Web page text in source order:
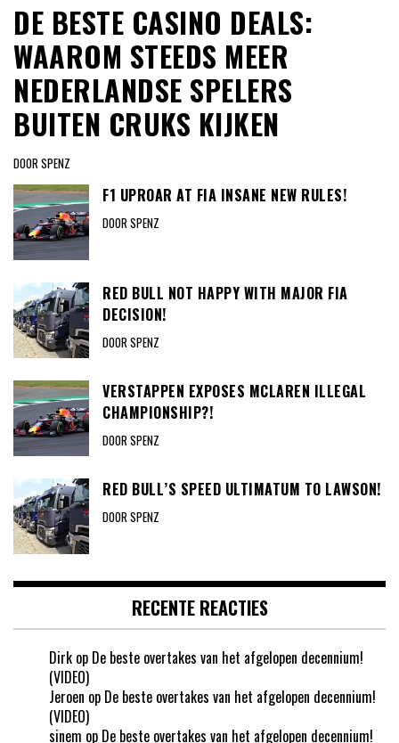
DE BESTE CASINO DEALS:
WAAROM STEEDS MEER
NEDERLANDSE SPELERS
BUITEN CRUKS KIJKEN
DOOR SPENZ
F1 UPROAR AT FIA INSANE NEW RULES!
DOOR SPENZ
RED BULL NOT HAPPY WITH MAJOR FIA
DECISION!
DOOR SPENZ
VERSTAPPEN EXPOSES MCLAREN ILLEGAL
CHAMPIONSHIP?!
DOOR SPENZ
RED BULL’S SPEED ULTIMATUM TO LAWSON!
DOOR SPENZ
RECENTE REACTIES
Dirk op De beste overtakes van het afgelopen decennium!
(VIDEO)
Jeroen op De beste overtakes van het afgelopen decennium!
(VIDEO)
sinem op De beste overtakes van het afgelopen decennium!